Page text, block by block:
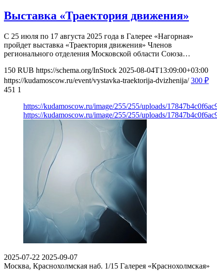
Выставка «Траектория движения»
С 25 июля по 17 августа 2025 года в Галерее «Нагорная»
пройдет выставка «Траектория движения» Членов
регионального отделения Московской области Союза…
150 RUB https://schema.org/InStock 2025-08-04T13:09:00+03:00
https://kudamoscow.ru/event/vystavka-traektorija-dvizhenija/ 300 ₽
451 1
https://kudamoscow.ru/image/255/255/uploads/
https://kudamoscow.ru/image/255/255/uploads/
2025-07-22 2025-09-07
Москва, Краснохолмская наб. 1/15 Галерея «Краснохолмская»